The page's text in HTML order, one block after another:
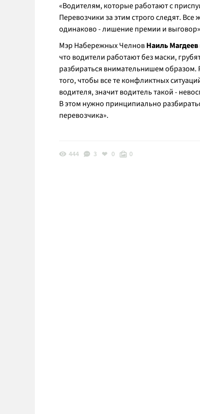
«Водителям, которые работают с
Перевозчики за этим строго следят.
одинаково - лишение премии и выговор
Мэр Набережных ЧелновНаиль Магдеев
что водители работают без маски,
разбираться внимательнишем образом.
того, чтобы все те конфликтных
водителя, значит водитель такой -
В этом нужно принципиально
перевозчика».
444 3 0 0